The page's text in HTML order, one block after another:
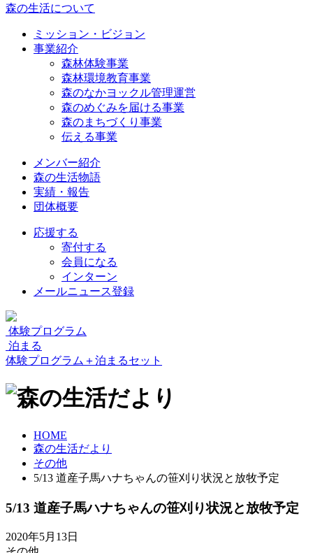
森の生活について
ミッション・ビジョン
事業紹介
森林体験事業
森林環境教育事業
森のなかヨックル管理運営
森のめぐみを届ける事業
森のまちづくり事業
伝える事業
メンバー紹介
森の生活物語
実績・報告
団体概要
応援する
寄付する
会員になる
インターン
メールニュース登録
体験プログラム
泊まる
体験プログラム＋泊まるセット
HOME
森の生活だより
その他
5/13 道産子馬ハナちゃんの笹刈り状況と放牧予定
5/13 道産子馬ハナちゃんの笹刈り状況と放牧予定
2020年5月13日